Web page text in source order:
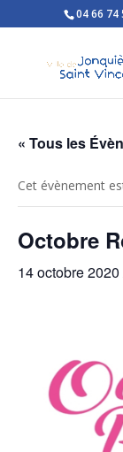
Ouvrir la barre d’outils
04 66 74
« Tous les
Cet évènement
Octobre
14 octobre